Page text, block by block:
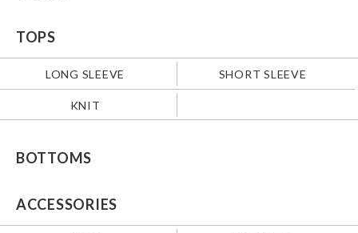
TOPS
LONG SLEEVE SHORT SLEEVE
KNIT
BOTTOMS
ACCESSORIES